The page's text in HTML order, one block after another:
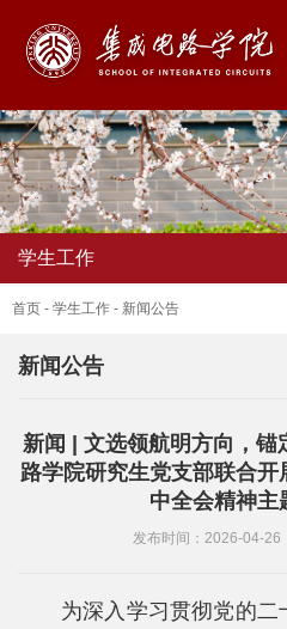
页
学生工作
首页 - 学生工作 - 新闻公告
新闻公告
新闻 | 文选领航明方向，
路学院研究生党支部联合开
中全会精神主
发布时间：2026-04-26
为深入学习贯彻党的